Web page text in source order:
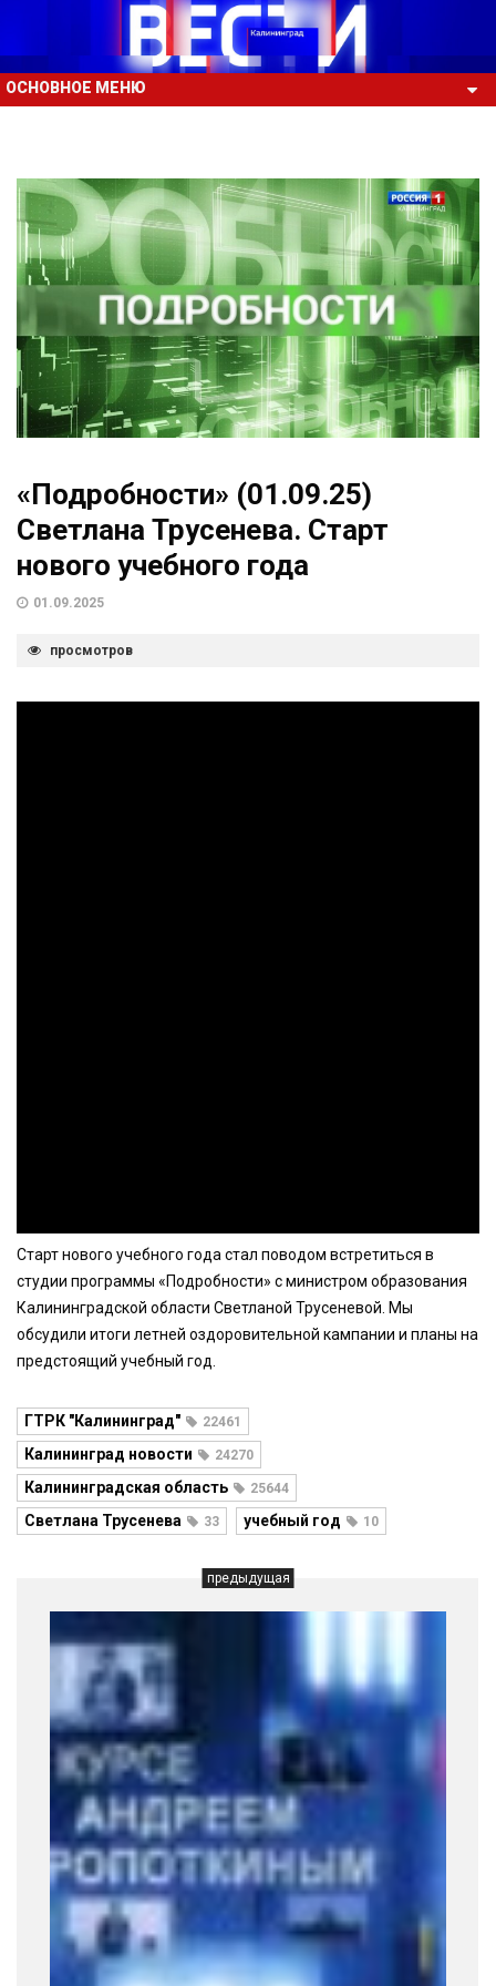
ОСНОВНОЕ МЕНЮ
«Подробности» (01.09.25)
Светлана Трусенева. Старт
нового учебного года
01.09.2025
просмотров
Старт нового учебного года стал поводом встретиться в
студии программы «Подробности» с министром образования
Калининградской области Светланой Трусеневой. Мы
обсудили итоги летней оздоровительной кампании и планы на
предстоящий учебный год.
ГТРК "Калининград" 22461
Калининград новости 24270
Калининградская область 25644
Светлана Трусенева 33 учебный год 10
предыдущая